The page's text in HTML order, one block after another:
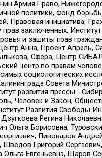
политики, Фонд
Правовая инициатива,
заключенных,
и защиты прав
Анна, Проект
Сфера, Центр
центр по правам
социологических
Совета
развития прессы -
Человек и Закон,
Развития Свободы
Регина
Ольга Борисовна,
Пивоваров
Григорий
Евгеньевна, Щаров